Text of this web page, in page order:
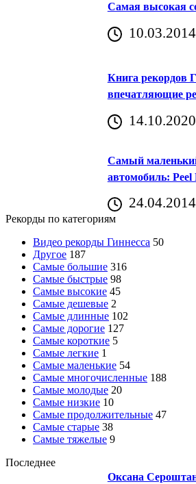
Самая высокая
10.03.2014
Книга рекордов
впечатляющие
14.10.2020
Самый
автомобиль: Peel
24.04.2014
Рекорды по категориям
Видео рекорды Гиннесса 50
Другое 187
Самые большие 316
Самые быстрые 98
Самые высокие 45
Самые дешевые 2
Самые длинные 102
Самые дорогие 127
Самые короткие 5
Самые легкие 1
Самые маленькие 54
Самые многочисленные 188
Самые молодые 20
Самые низкие 10
Самые продолжительные 47
Самые старые 38
Самые тяжелые 9
Последнее
Оксана